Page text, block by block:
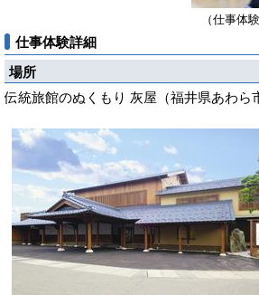
（仕事体験
仕事体験詳細
場所
伝統旅館のぬくもり 灰屋（福井県あわら